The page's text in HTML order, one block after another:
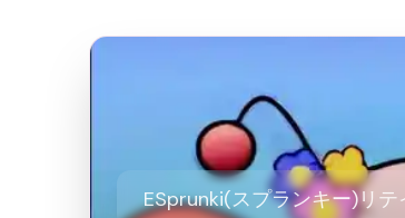
ESprunki(スプランキー)リ